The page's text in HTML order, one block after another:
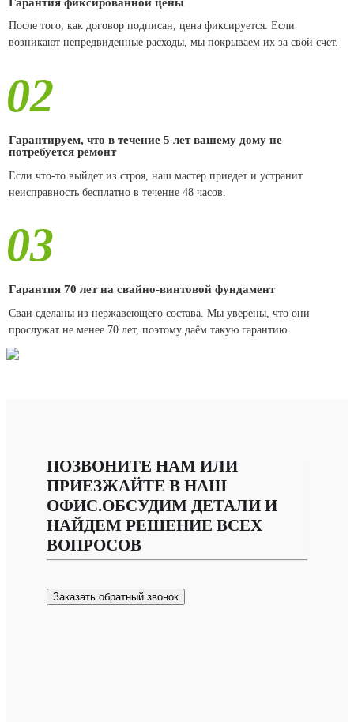
После того, как договор подписан, цена фиксируется. Если
возникают непредвиденные расходы, мы покрываем их за свой счет.
02
Гарантируем, что в течение 5 лет вашему дому не
потребуется ремонт
Если что-то выйдет из строя, наш мастер приедет и устранит
неисправность бесплатно в течение 48 часов.
03
Гарантия 70 лет на свайно-винтовой фундамент
Сваи сделаны из нержавеющего состава. Мы уверены, что они
прослужат не менее 70 лет, поэтому даём такую гарантию.
ПОЗВОНИТЕ НАМ ИЛИ
ПРИЕЗЖАЙТЕ В НАШ
ОФИС.ОБСУДИМ ДЕТАЛИ И
НАЙДЕМ РЕШЕНИЕ ВСЕХ
ВОПРОСОВ
Заказать обратный звонок